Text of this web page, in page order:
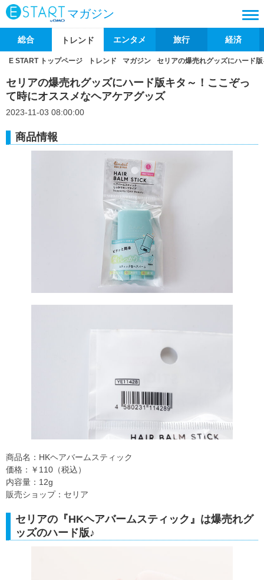
マガジン
総合 トレンド エンタメ 旅行 経済
E START トップページ トレンド マガジン セリアの爆売れグッズにハード
セリアの爆売れグッズにハード版キタ～！ここぞっ
て時にオススメなヘアケアグッズ
2023-11-03 08:00:00
商品情報
商品名：HKヘアバームスティック
価格：￥110（税込）
内容量：12g
販売ショップ：セリア
セリアの『HKヘアバームスティック』は爆売れグ
ッズのハード版♪